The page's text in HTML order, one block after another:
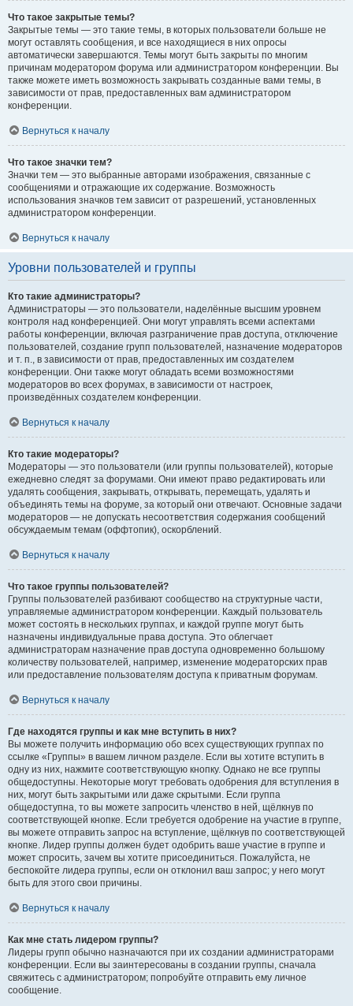
Что такое закрытые темы?
Закрытые темы — это такие темы, в которых пользователи больше не
могут оставлять сообщения, и все находящиеся в них опросы
автоматически завершаются. Темы могут быть закрыты по многим
причинам модератором форума или администратором конференции. Вы
также можете иметь возможность закрывать созданные вами темы, в
зависимости от прав, предоставленных вам администратором
конференции.
Вернуться к началу
Что такое значки тем?
Значки тем — это выбранные авторами изображения, связанные с
сообщениями и отражающие их содержание. Возможность
использования значков тем зависит от разрешений, установленных
администратором конференции.
Вернуться к началу
Уровни пользователей и группы
Кто такие администраторы?
Администраторы — это пользователи, наделённые высшим уровнем
контроля над конференцией. Они могут управлять всеми аспектами
работы конференции, включая разграничение прав доступа, отключение
пользователей, создание групп пользователей, назначение модераторов
и т. п., в зависимости от прав, предоставленных им создателем
конференции. Они также могут обладать всеми возможностями
модераторов во всех форумах, в зависимости от настроек,
произведённых создателем конференции.
Вернуться к началу
Кто такие модераторы?
Модераторы — это пользователи (или группы пользователей), которые
ежедневно следят за форумами. Они имеют право редактировать или
удалять сообщения, закрывать, открывать, перемещать, удалять и
объединять темы на форуме, за который они отвечают. Основные задачи
модераторов — не допускать несоответствия содержания сообщений
обсуждаемым темам (оффтопик), оскорблений.
Вернуться к началу
Что такое группы пользователей?
Группы пользователей разбивают сообщество на структурные части,
управляемые администратором конференции. Каждый пользователь
может состоять в нескольких группах, и каждой группе могут быть
назначены индивидуальные права доступа. Это облегчает
администраторам назначение прав доступа одновременно большому
количеству пользователей, например, изменение модераторских прав
или предоставление пользователям доступа к приватным форумам.
Вернуться к началу
Где находятся группы и как мне вступить в них?
Вы можете получить информацию обо всех существующих группах по
ссылке «Группы» в вашем личном разделе. Если вы хотите вступить в
одну из них, нажмите соответствующую кнопку. Однако не все группы
общедоступны. Некоторые могут требовать одобрения для вступления в
них, могут быть закрытыми или даже скрытыми. Если группа
общедоступна, то вы можете запросить членство в ней, щёлкнув по
соответствующей кнопке. Если требуется одобрение на участие в группе,
вы можете отправить запрос на вступление, щёлкнув по соответствующей
кнопке. Лидер группы должен будет одобрить ваше участие в группе и
может спросить, зачем вы хотите присоединиться. Пожалуйста, не
беспокойте лидера группы, если он отклонил ваш запрос; у него могут
быть для этого свои причины.
Вернуться к началу
Как мне стать лидером группы?
Лидеры групп обычно назначаются при их создании администраторами
конференции. Если вы заинтересованы в создании группы, сначала
свяжитесь с администратором; попробуйте отправить ему личное
сообщение.